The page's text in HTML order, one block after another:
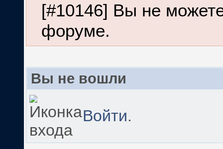
[#10146] Вы не
форуме.
Вы не вошли
Войти.